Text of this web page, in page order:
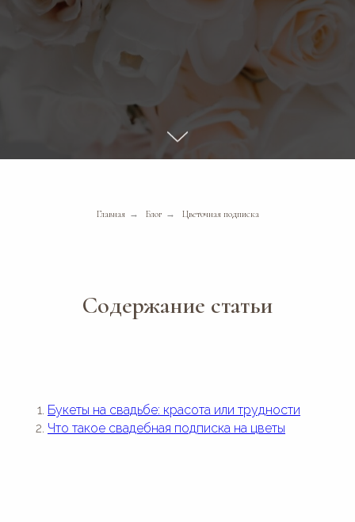
Главная → Блог → Цветочная подписка
Содержание статьи
Букеты на свадьбе: красота или трудности
Что такое свадебная подписка на цветы